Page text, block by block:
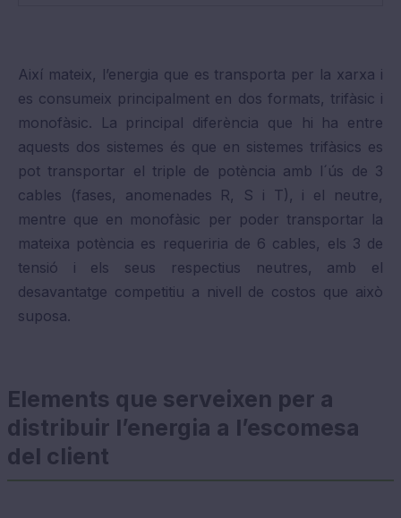
Així mateix, l’energia que es transporta per la xarxa i
es consumeix principalment en dos formats, trifàsic i
monofàsic. La principal diferència que hi ha entre
aquests dos sistemes és que en sistemes trifàsics es
pot transportar el triple de potència amb l´ús de 3
cables (fases, anomenades R, S i T), i el neutre,
mentre que en monofàsic per poder transportar la
mateixa potència es requeriria de 6 cables, els 3 de
tensió i els seus respectius neutres, amb el
desavantatge competitiu a nivell de costos que això
suposa.
Elements que serveixen per a
distribuir l’energia a l’escomesa
del client